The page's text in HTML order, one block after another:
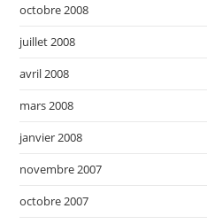
octobre 2008
juillet 2008
avril 2008
mars 2008
janvier 2008
novembre 2007
octobre 2007